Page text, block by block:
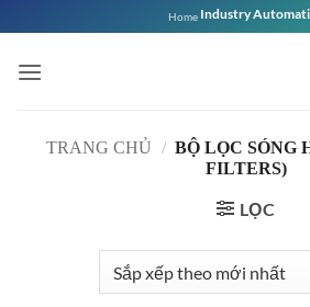
qua
nội
Home Industry
TRANG CHỦ / BỘ LỌC SÓNG
FILTERS)
LỌC